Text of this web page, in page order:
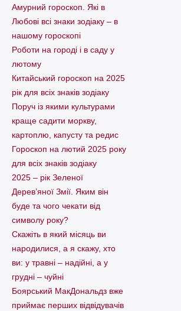
Амурний гороскоп. Які в
Любові всі знаки зодіаку – в
нашому гороскопі
Pоботи на городі і в саду у
лютому
Китайський гороскоп на 2025
рік для всіх знаків зодіаку
Поруч із якими культурами
краще садити моркву,
картоплю, капусту та редис
Гороскоп на лютий 2025 року
для всіх знаків зодіаку
2025 – рік Зеленої
Дерев’яної Змії. Яким він
буде та чого чекати від
символу року?
Скажіть в який місяць ви
народилися, а я скажу, хто
ви: у травні – надійні, а у
грудні – чуйні
Боярський МакДональдз вже
приймає перших відвідувачів